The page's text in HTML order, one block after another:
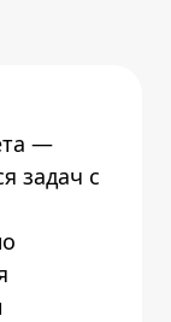
—
задач с